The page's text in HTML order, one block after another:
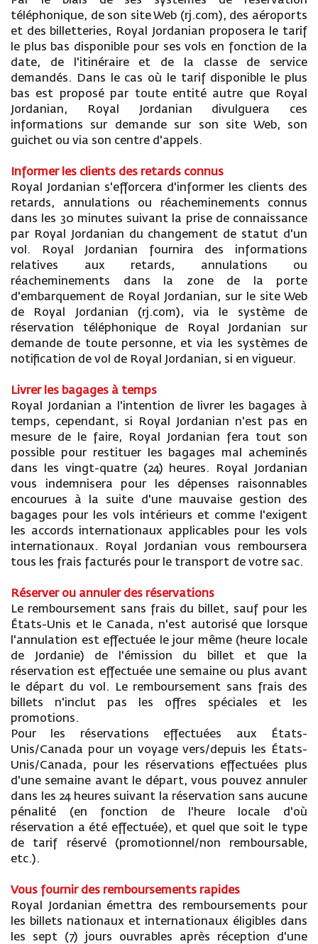
téléphonique, de son site Web (rj.com), des aéroports
et des billetteries, Royal Jordanian proposera le tarif
le plus bas disponible pour ses vols en fonction de la
date, de l'itinéraire et de la classe de service
demandés. Dans le cas où le tarif disponible le plus
bas est proposé par toute entité autre que Royal
Jordanian, Royal Jordanian divulguera ces
informations sur demande sur son site Web, son
guichet ou via son centre d'appels.
Informer les clients des retards connus
Royal Jordanian s'efforcera d'informer les clients des
retards, annulations ou réacheminements connus
dans les 30 minutes suivant la prise de connaissance
par Royal Jordanian du changement de statut d'un
vol. Royal Jordanian fournira des informations
relatives aux retards, annulations ou
réacheminements dans la zone de la porte
d'embarquement de Royal Jordanian, sur le site Web
de Royal Jordanian (rj.com), via le système de
réservation téléphonique de Royal Jordanian sur
demande de toute personne, et via les systèmes de
notification de vol de Royal Jordanian, si en vigueur.
Livrer les bagages à temps
Royal Jordanian a l'intention de livrer les bagages à
temps, cependant, si Royal Jordanian n'est pas en
mesure de le faire, Royal Jordanian fera tout son
possible pour restituer les bagages mal acheminés
dans les vingt-quatre (24) heures. Royal Jordanian
vous indemnisera pour les dépenses raisonnables
encourues à la suite d'une mauvaise gestion des
bagages pour les vols intérieurs et comme l'exigent
les accords internationaux applicables pour les vols
internationaux. Royal Jordanian vous remboursera
tous les frais facturés pour le transport de votre sac.
Réserver ou annuler des réservations
Le remboursement sans frais du billet, sauf pour les
États-Unis et le Canada, n'est autorisé que lorsque
l'annulation est effectuée le jour même (heure locale
de Jordanie) de l'émission du billet et que la
réservation est effectuée une semaine ou plus avant
le départ du vol. Le remboursement sans frais des
billets n'inclut pas les offres spéciales et les
promotions.
Pour les réservations effectuées aux États-
Unis/Canada pour un voyage vers/depuis les États-
Unis/Canada, pour les réservations effectuées plus
d'une semaine avant le départ, vous pouvez annuler
dans les 24 heures suivant la réservation sans aucune
pénalité (en fonction de l'heure locale d'où
réservation a été effectuée), et quel que soit le type
de tarif réservé (promotionnel/non remboursable,
etc.).
Vous fournir des remboursements rapides
Royal Jordanian émettra des remboursements pour
les billets nationaux et internationaux éligibles dans
les sept (7) jours ouvrables après réception d'une